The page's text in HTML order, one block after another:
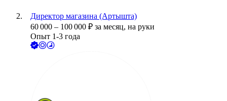
Директор магазина (Артышта)
60 000 – 100 000 ₽ за месяц, на руки
Опыт 1-3 года